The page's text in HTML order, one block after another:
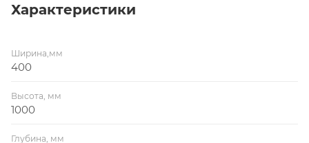
Характеристики
Ширина,мм
400
Высота, мм
1000
Глубина, мм